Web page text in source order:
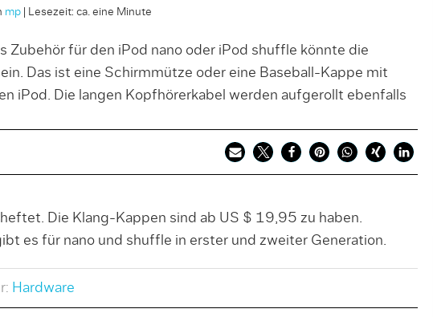
mp| Lesezeit: ca. eine Minute
Zubehör für den iPod nano oder iPod shuffle könnte die
Das ist eine Schirmmütze oder eine Baseball-Kappe mit
iPod. Die langen Kopfhörerkabel werden aufgerollt ebenfalls
Die Klang-Kappen sind ab US $ 19,95 zu haben.
es für nano und shuffle in erster und zweiter Generation.
Hardware